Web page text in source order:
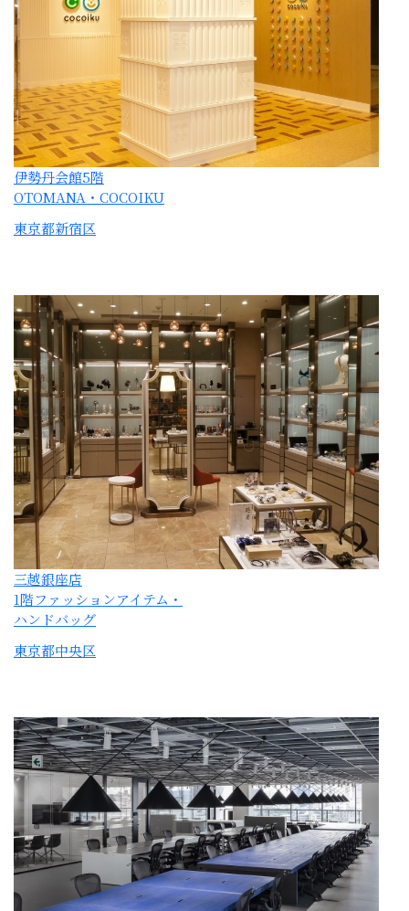
伊勢丹会館5階
OTOMANA・COCOIKU
東京都新宿区
三越銀座店
1階ファッションアイテム・
ハンドバッグ
東京都中央区
enechain
新青山東急ビル オフィス
東京都港区